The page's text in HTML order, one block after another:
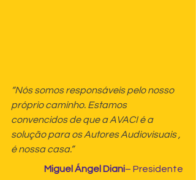
“Nós somos responsáveis pelo nosso
próprio caminho. Estamos
convencidos de que a AVACI é a
solução para os Autores Audiovisuais ,
é nossa casa.”
Miguel Ángel Diani– Presidente